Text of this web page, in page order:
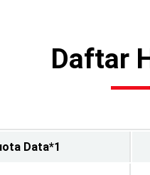
Daftar
Data*1